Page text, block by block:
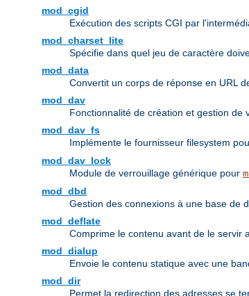
mod_cgid
Exécution des scripts CGI par
mod_charset_lite
Spécifie dans quel jeu de caractère
mod_data
Convertit un corps de réponse en URL
mod_dav
Fonctionnalité de création et gestion de
mod_dav_fs
Implémente le fournisseur filesystem
mod_dav_lock
Module de verrouillage générique pour
mod_dbd
Gestion des connexions à une base de
mod_deflate
Comprime le contenu avant de le servir
mod_dialup
Envoie le contenu statique avec une
mod_dir
Permet la redirection des adresses se